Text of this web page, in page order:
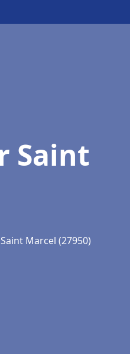
Saint
Marcel (27950)